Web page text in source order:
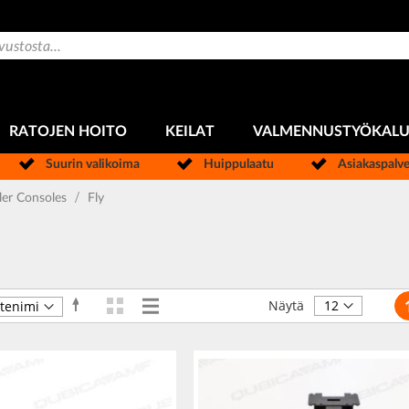
RATOJEN HOITO KEILAT
Suurin valikoima Huippulaatu
Consoles Fly
Aseta
laskevaan
Näkymät
RuudukkoLuettelo Näytä